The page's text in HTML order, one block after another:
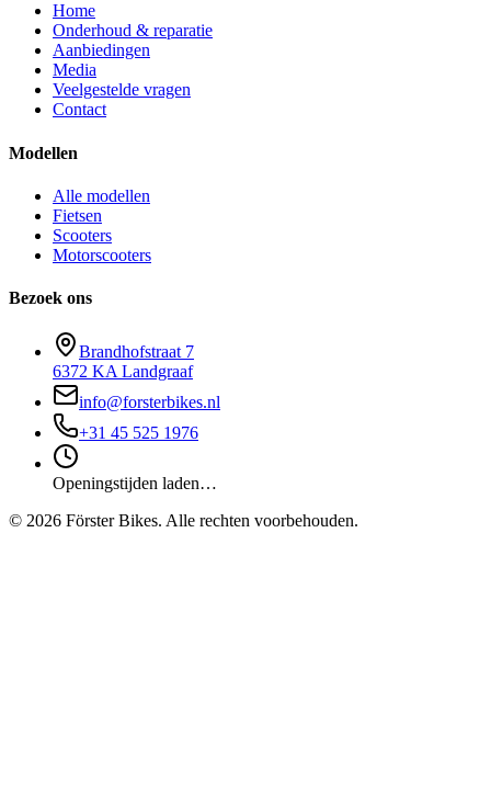
Home
Onderhoud & reparatie
Aanbiedingen
Media
Veelgestelde vragen
Contact
Modellen
Alle modellen
Fietsen
Scooters
Motorscooters
Bezoek ons
Brandhofstraat 7
6372 KA Landgraaf
info@forsterbikes.nl
+31 45 525 1976
Openingstijden laden…
© 2026 Förster Bikes. Alle rechten voorbehouden.